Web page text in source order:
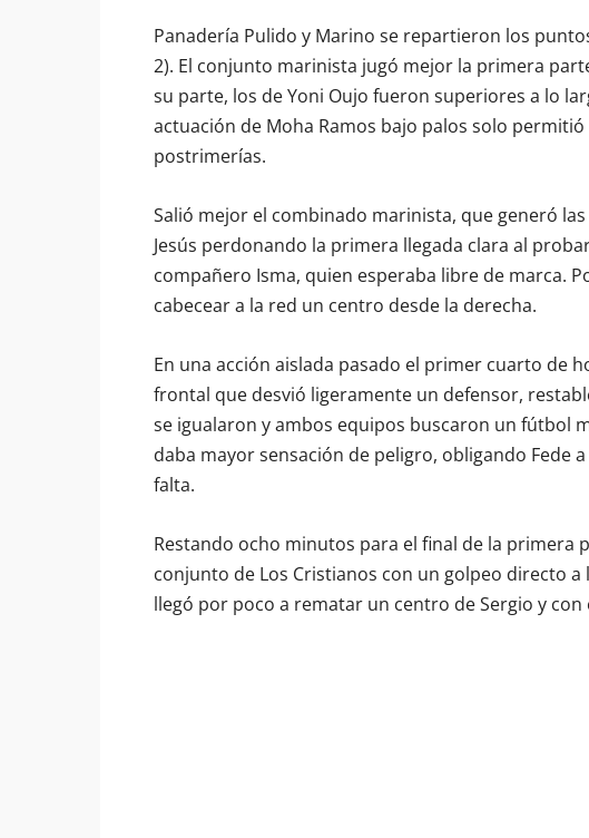
Panadería Pulido y Marino se repartieron los
2). El conjunto marinista jugó mejor la primera
su parte, los de Yoni Oujo fueron superiores a lo
actuación de Moha Ramos bajo palos solo
postrimerías.
Salió mejor el combinado marinista, que generó
Jesús perdonando la primera llegada clara al
compañero Isma, quien esperaba libre de marca.
cabecear a la red un centro desde la derecha.
En una acción aislada pasado el primer cuarto de
frontal que desvió ligeramente un defensor,
se igualaron y ambos equipos buscaron un fútbol
daba mayor sensación de peligro, obligando Fede
falta.
Restando ocho minutos para el final de la primera
conjunto de Los Cristianos con un golpeo directo a
llegó por poco a rematar un centro de Sergio y con